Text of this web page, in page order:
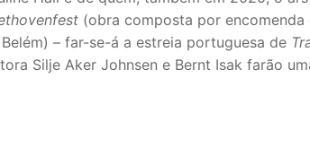
(obra composta por encomenda
– far-se-á a estreia portuguesa de
Silje Aker Johnsen e Bernt Isak farão